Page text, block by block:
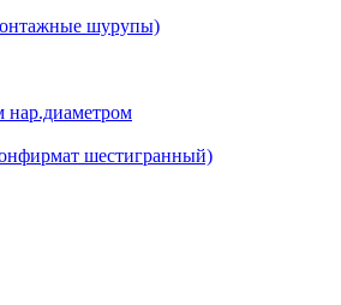
шурупы)
шестигранный)